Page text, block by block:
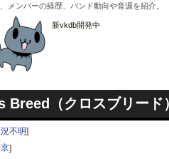
メンバーの経歴、バンド動向や音源を紹介。
新vkdb開発中
Breed（クロスブリード）
不明]
]